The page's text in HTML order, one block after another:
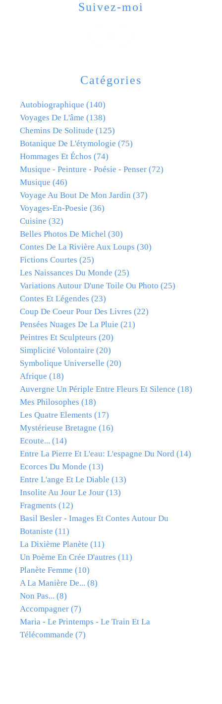
Catégories
Autobiographique (140)
Voyages De L'âme (138)
Chemins De Solitude (125)
Botanique De L'étymologie (75)
Hommages Et Échos (74)
Musique - Peinture - Poésie - Penser (72)
Musique (46)
Voyage Au Bout De Mon Jardin (37)
Voyages-En-Poesie (36)
Cuisine (32)
Belles Photos De Michel (30)
Contes De La Rivière Aux Loups (30)
Fictions Courtes (25)
Les Naissances Du Monde (25)
Variations Autour D'une Toile Ou Photo (25)
Contes Et Légendes (23)
Coup De Coeur Pour Des Livres (22)
Pensées Nuages De La Pluie (21)
Peintres Et Sculpteurs (20)
Simplicité Volontaire (20)
Symbolique Universelle (20)
Afrique (18)
Auvergne Un Périple Entre Fleurs Et Silence (18)
Mes Philosophes (18)
Les Quatre Elements (17)
Mystérieuse Bretagne (16)
Ecoute... (14)
Entre La Pierre Et L'eau: L'espagne Du Nord (14)
Ecorces Du Monde (13)
Entre L'ange Et Le Diable (13)
Insolite Au Jour Le Jour (13)
Fragments (12)
Basil Besler - Images Et Contes Autour Du
Botaniste (11)
La Dixième Planète (11)
Un Poème En Crée D'autres (11)
Planète Femme (10)
A La Manière De... (8)
Non Pas... (8)
Accompagner (7)
Maria - Le Printemps - Le Train Et La
Télécommande (7)
Suivez-moi